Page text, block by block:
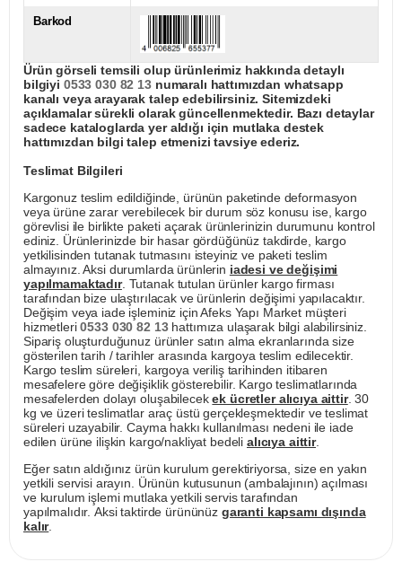
Barkod
Ürün görseli temsili olup ürünlerimiz hakkında detaylı
bilgiyi 0533 030 82 13numaralı hattımızdan whatsapp
kanalı veya arayarak talep edebilirsiniz. Sitemizdeki
açıklamalar sürekli olarak güncellenmektedir. Bazı detaylar
sadece kataloglarda yer aldığı için mutlaka destek
hattımızdan bilgi talep etmenizi tavsiye ederiz.
Teslimat Bilgileri
Kargonuz teslim edildiğinde, ürünün paketinde deformasyon
veya ürüne zarar verebilecek bir durum söz konusu ise, kargo
görevlisi ile birlikte paketi açarak ürünlerinizin durumunu kontrol
ediniz. Ürünlerinizde bir hasar gördüğünüz takdirde, kargo
yetkilisinden tutanak tutmasını isteyiniz ve paketi teslim
almayınız. Aksi durumlarda ürünlerin iadesi ve değişimi
yapılmamaktadır. Tutanak tutulan ürünler kargo firması
tarafından bize ulaştırılacak ve ürünlerin değişimi yapılacaktır.
Değişim veya iade işleminiz için Afeks Yapı Market müşteri
hizmetleri0533 030 82 13hattımıza ulaşarak bilgi alabilirsiniz.
Sipariş oluşturduğunuz ürünler satın alma ekranlarında size
gösterilen tarih / tarihler arasında kargoya teslim edilecektir.
Kargo teslim süreleri, kargoya veriliş tarihinden itibaren
mesafelere göre değişiklik gösterebilir. Kargo teslimatlarında
mesafelerden dolayı oluşabilecekek ücretler alıcıya aittir. 30
kg ve üzeri teslimatlar araç üstü gerçekleşmektedir ve teslimat
süreleri uzayabilir. Cayma hakkı kullanılması nedeni ile iade
edilen ürüne ilişkin kargo/nakliyat bedeli alıcıya aittir.
Eğer satın aldığınız ürün kurulum gerektiriyorsa, size en yakın
yetkili servisi arayın. Ürünün kutusunun (ambalajının) açılması
ve kurulum işlemi mutlaka yetkili servis tarafından
yapılmalıdır. Aksi taktirde ürününüz garanti kapsamı dışında
kalır.